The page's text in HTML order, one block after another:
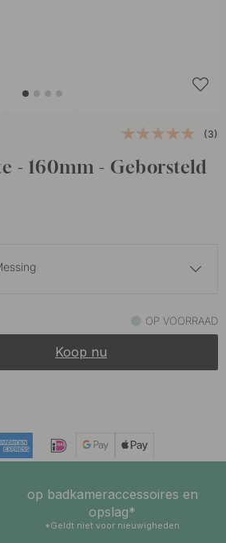
(3)
- 160mm - Geborsteld
Op voorraad
Op voorraad
Afwerking
OP VOORRAAD
Koop nu
op badkameraccessoires en
opslag*
*Geldt niet voor nieuwigheden